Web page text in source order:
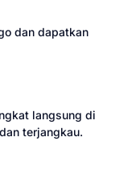
dan dapatkan
langsung di
terjangkau.